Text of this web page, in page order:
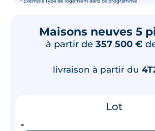
Maisons neuves 5
à partir de 357 500 €
livraison à partir du
Lot
-